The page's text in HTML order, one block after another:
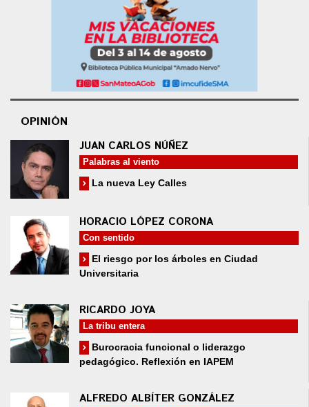
OPINIÓN
JUAN CARLOS NÚÑEZ
Palabras al viento
La nueva Ley Calles
HORACIO LÓPEZ CORONA
Con sentido
El riesgo por los árboles en Ciudad
Universitaria
RICARDO JOYA
La tribu entera
Burocracia funcional o liderazgo
pedagógico. Reflexión en IAPEM
ALFREDO ALBÍTER GONZÁLEZ